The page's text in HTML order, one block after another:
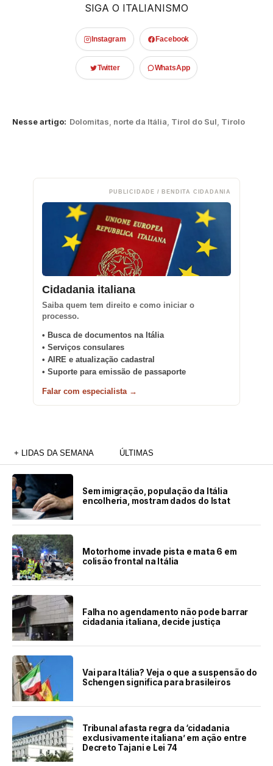
SIGA O ITALIANISMO
Instagram Facebook
Twitter WhatsApp
Nesse artigo: Dolomitas, norte da Itália, Tirol do Sul, Tirolo
PUBLICIDADE / BENDITA CIDADANIA
Cidadania italiana
Saiba quem tem direito e como iniciar o
processo.
• Busca de documentos na Itália
• Serviços consulares
• AIRE e atualização cadastral
• Suporte para emissão de passaporte
Falar com especialista →
+ LIDAS DA SEMANA ÚLTIMAS
Sem imigração, população da Itália
encolheria, mostram dados do Istat
Motorhome invade pista e mata 6 em
colisão frontal na Itália
Falha no agendamento não pode barrar
cidadania italiana, decide justiça
Vai para Itália? Veja o que a suspensão do
Schengen significa para brasileiros
Tribunal afasta regra da ‘cidadania
exclusivamente italiana’ em ação entre
Decreto Tajani e Lei 74